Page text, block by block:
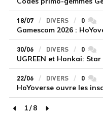
18/07 DIVERS 0
30/06 DIVERS 0
22/06 DIVERS 0
page précédente
1/8
page suivante